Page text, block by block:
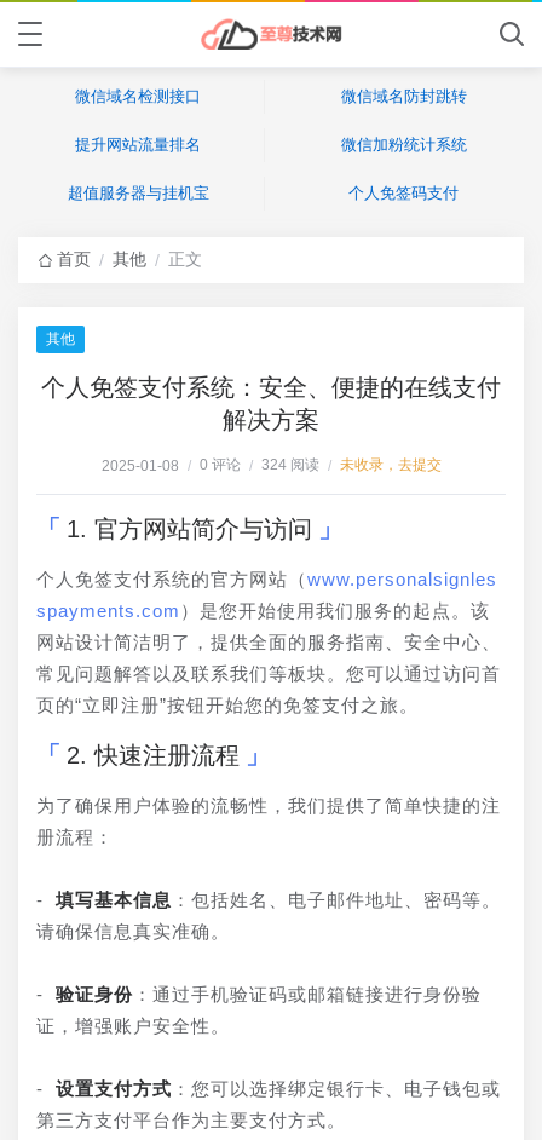
微信域名检测接口 微信域名防封跳转
提升网站流量排名 微信加粉统计系统
超值服务器与挂机宝 个人免签码支付
首页 / 其他 / 正文
其他
个人免签支付系统：安全、便捷的在线支付
解决方案
2025-01-08 / 0 评论 / 324 阅读 / 未收录，去提交
1. 官方网站简介与访问
个人免签支付系统的官方网站（www.personalsignles
spayments.com ）是您开始使用我们服务的起点。该
网站设计简洁明了，提供全面的服务指南、安全中心、
常见问题解答以及联系我们等板块。您可以通过访问首
页的“立即注册”按钮开始您的免签支付之旅。
2. 快速注册流程
为了确保用户体验的流畅性，我们提供了简单快捷的注
册流程：
- 填写基本信息 ：包括姓名、电子邮件地址、密码等。
请确保信息真实准确。
- 验证身份 ：通过手机验证码或邮箱链接进行身份验
证，增强账户安全性。
- 设置支付方式 ：您可以选择绑定银行卡、电子钱包或
第三方支付平台作为主要支付方式。